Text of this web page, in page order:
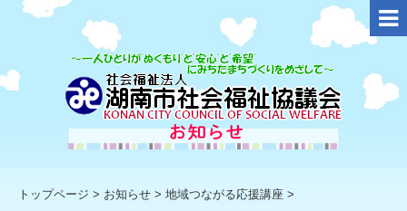
トップページ > お知らせ > 地域つながる応援講座 >